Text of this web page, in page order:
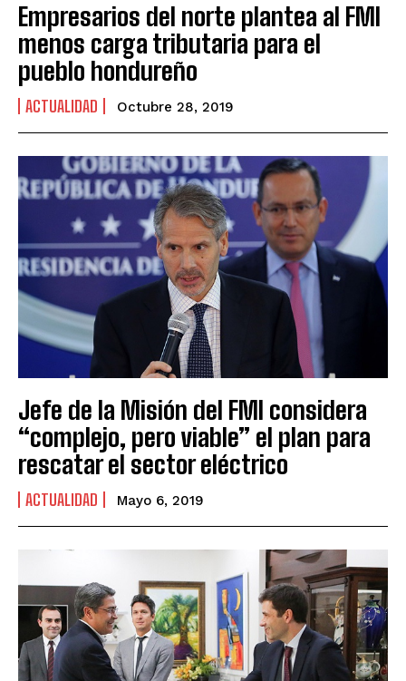
Empresarios del norte plantea al FMI
menos carga tributaria para el
pueblo hondureño
ACTUALIDAD Octubre 28, 2019
Jefe de la Misión del FMI considera
“complejo, pero viable” el plan para
rescatar el sector eléctrico
ACTUALIDAD Mayo 6, 2019